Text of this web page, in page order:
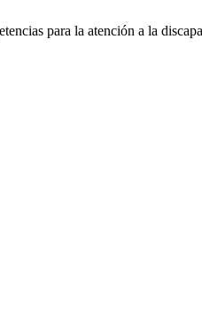
para la atención a la